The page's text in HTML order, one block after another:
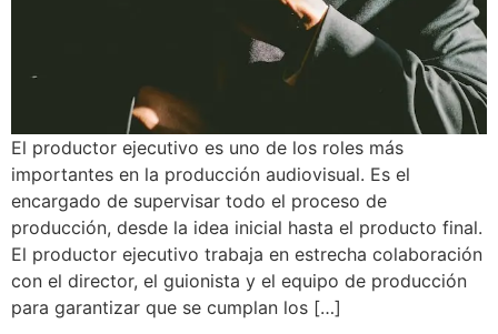
El productor ejecutivo es uno de los roles más
importantes en la producción audiovisual. Es el
encargado de supervisar todo el proceso de
producción, desde la idea inicial hasta el producto final.
El productor ejecutivo trabaja en estrecha colaboración
con el director, el guionista y el equipo de producción
para garantizar que se cumplan los […]